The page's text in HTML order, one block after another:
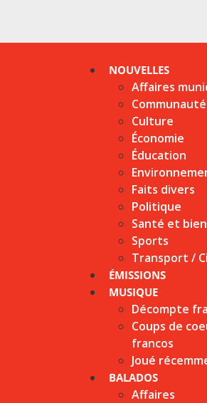
NOUVELLES
Affaires
Culture
Économie
Éducation
Faits divers
Politique
Santé et
Sports
Transport /
ÉMISSIONS
MUSIQUE
Décompte
Coups de
francos
Joué
BALADOS
Affaires